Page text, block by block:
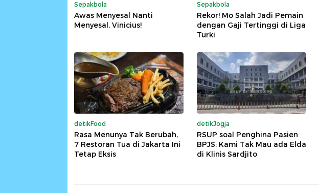
Sepakbola
Awas Menyesal Nanti
Menyesal, Vinicius!
Sepakbola
Rekor! Mo Salah Jadi Pemain
dengan Gaji Tertinggi di Liga
Turki
detikFood
Rasa Menunya Tak Berubah,
7 Restoran Tua di Jakarta Ini
Tetap Eksis
detikJogja
RSUP soal Penghina Pasien
BPJS: Kami Tak Mau ada Elda
di Klinis Sardjito